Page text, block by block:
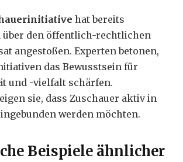
hat bereits
über den öffentlich-rechtlichen
angestoßen. Experten betonen,
das Bewusstsein für
und -vielfalt schärfen.
sie, dass Zuschauer aktiv in
werden möchten.
Beispiele ähnlicher